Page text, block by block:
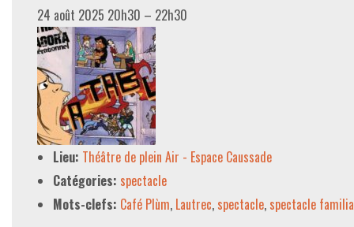
LA SAISON CULTURELLE
AMI·ES ARTISTES
LE PROJET DE TERRITOIRE
LE CAFÉ/RESTO
LES FORMULES
LA CARTE
24 août 2025 20h30 – 22h30
Lieu: Théâtre de plein Air - Espace Caussade
Catégories: spectacle
Mots-clefs: Café Plùm, Lautrec, spectacle, spectacle